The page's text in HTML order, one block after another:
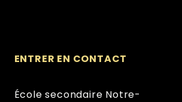
ENTRER EN CONTACT
École secondaire Notre-